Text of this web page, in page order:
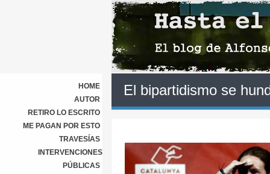
HOME
AUTOR
RETIRO LO ESCRITO
ME PAGAN POR ESTO
TRAVESÍAS
INTERVENCIONES
PÚBLICAS
El bipartidismo se